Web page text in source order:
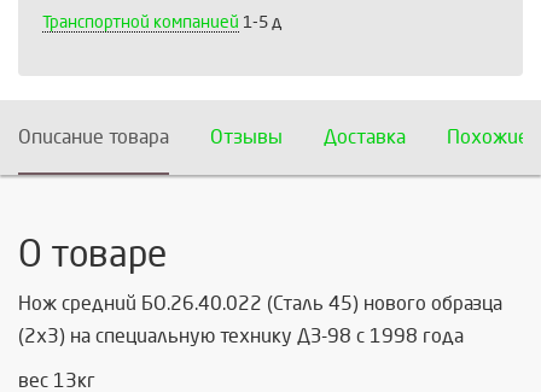
Транспортной компанией 1-5 д
Описание товара Отзывы Доставка Похожие
О товаре
Нож средний БО.26.40.022 (Сталь 45) нового образца
(2х3) на специальную технику ДЗ-98 с 1998 года
вес 13кг